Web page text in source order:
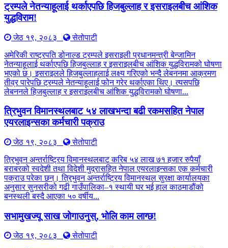
ट्रम्पले नेतन्याहूलाई थर्काएपछि हिजबुल्लाह र इसराइलबीच आंशिक
युद्धविराम!
जेठ १९, २०८३
सेतोपाटी
अमेरिकी राष्ट्रपति डोनाल्ड ट्रम्पले इसराइली प्रधानमन्त्री बेन्जामिन
नेतन्याहूलाई थर्काएपछि हिजबुल्लाह र इसराइलबीच आंशिक युद्धविरामको घोषणा
भएको छ। इसराइलले हिजबुल्लाहलाई लक्ष्य गरिएको भन्दै लेबननमा आक्रमण
तीव्र पारेपछि ट्रम्पले नेतन्याहूलाई फोन गरेर थर्काएका थिए। त्यसपछि
लेबननले हिजबुल्लाह र इसराइलबीच आंशिक युद्धविरामको घोषणा...
त्रिभुवन विमानस्थलबाट ५४ लाखभन्दा बढी रकमसहित नेपाल
एयरलाइन्सका कर्मचारी पक्राउ
जेठ १९, २०८३
सेतोपाटी
त्रिभुवन अन्तर्राष्ट्रिय विमानस्थलबाट करिब ५४ लाख ७१ हजार रुपैयाँ
बराबरको स्वदेशी तथा विदेशी मुद्रासहित नेपाल एयरलाइन्सका एक कर्मचारी
पक्राउ परेका छन्। त्रिभुवन अन्तर्राष्ट्रिय विमानस्थल सुरक्षा कार्यालयका
अनुसार सुनसरीको गढी गाउँपालिका–१ स्थायी घर भई हाल काठमाडौंको
बनस्थली बस्दै आएका ५० वर्षीय...
सभामुखज्यू साख जोगाउनुस्, भोलि काम लाग्छ!
जेठ १९, २०८३
सेतोपाटी